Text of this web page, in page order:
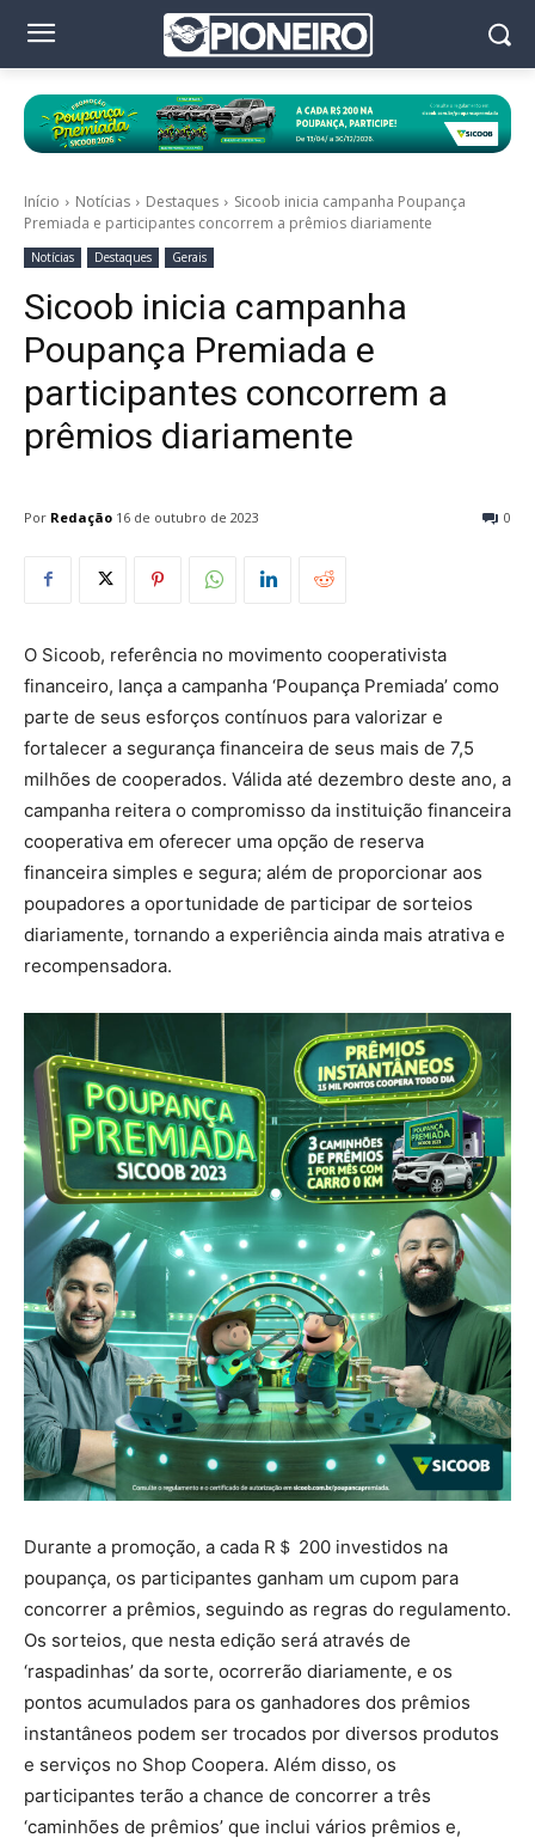
Início Notícias Destaques
Sicoob inicia campanha Poupança
Premiada e participantes concorrem a prêmios diariamente
Notícias Destaques Gerais
Sicoob inicia campanha
Poupança Premiada e
participantes concorrem a
prêmios diariamente
Por Redação 0
16 de outubro de 2023
O Sicoob, referência no movimento cooperativista
financeiro, lança a campanha ‘Poupança Premiada’ como
parte de seus esforços contínuos para valorizar e
fortalecer a segurança financeira de seus mais de 7,5
milhões de cooperados. Válida até dezembro deste ano, a
campanha reitera o compromisso da instituição financeira
cooperativa em oferecer uma opção de reserva
financeira simples e segura; além de proporcionar aos
poupadores a oportunidade de participar de sorteios
diariamente, tornando a experiência ainda mais atrativa e
recompensadora.
Durante a promoção, a cada R＄ 200 investidos na
poupança, os participantes ganham um cupom para
concorrer a prêmios, seguindo as regras do regulamento.
Os sorteios, que nesta edição será através de
‘raspadinhas’ da sorte, ocorrerão diariamente, e os
pontos acumulados para os ganhadores dos prêmios
instantâneos podem ser trocados por diversos produtos
e serviços no Shop Coopera. Além disso, os
participantes terão a chance de concorrer a três
‘caminhões de prêmios’ que inclui vários prêmios e,